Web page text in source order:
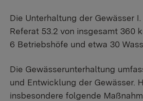
Die Unterhaltung der Gewässer
Referat 53.2 von insgesamt 360
6 Betriebshöfe und etwa 30
Die Gewässerunterhaltung
und Entwicklung der Gewässer.
insbesondere folgende